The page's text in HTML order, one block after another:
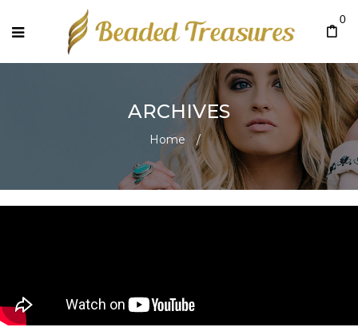
0
ARCHIVES
Home /